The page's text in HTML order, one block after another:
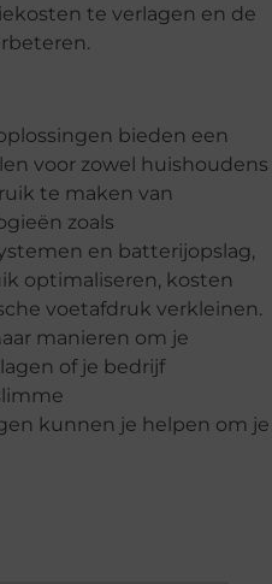
te verlagen en de
bieden een
voor zowel huishoudens
te maken van
zoals
en batterijopslag,
optimaliseren, kosten
voetafdruk verkleinen.
manieren om je
of je bedrijf
kunnen je helpen om je